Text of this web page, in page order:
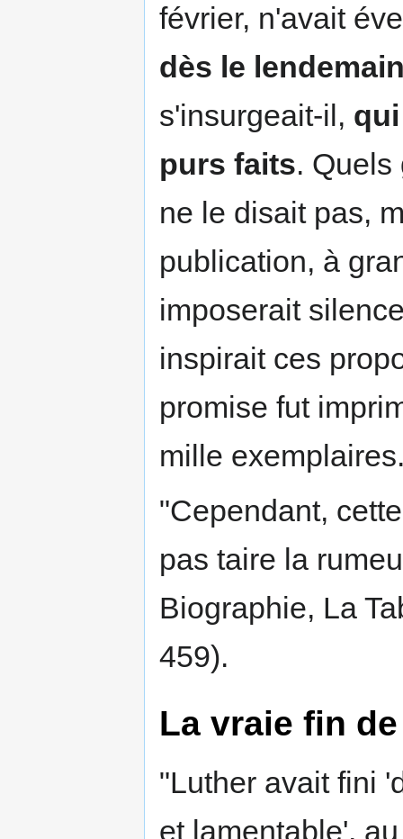
février, n'avait
dès le
s'insurgeait-il,
purs faits.
ne le disait pas,
publication, à
imposerait
inspirait ces
promise fut
mille
"Cependant,
pas taire la
Biographie, La
459).
La vraie fin
"Luther avait fini
et lamentable',